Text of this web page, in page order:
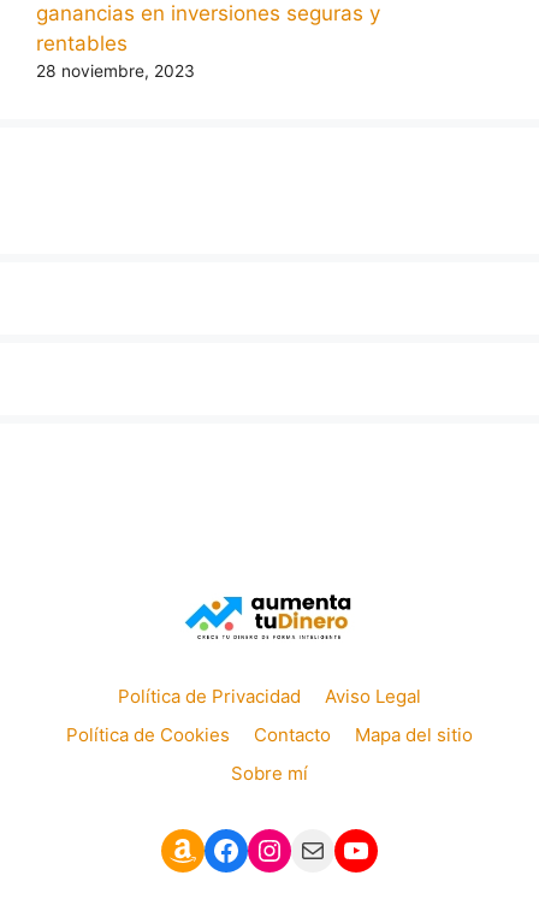
ganancias en inversiones seguras y
rentables
28 noviembre, 2023
Política de Privacidad
Aviso Legal
Política de Cookies
Contacto
Mapa del sitio
Sobre mí